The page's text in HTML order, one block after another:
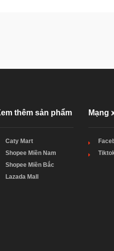
thêm sản phẩm
Caty Mart
Shopee Miền Nam
Shopee Miền Bắc
Lazada Mall
Mạng